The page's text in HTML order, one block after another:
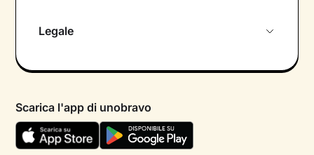
Psicologo in chat
Aiuto urgente
FAQ
Legale
Termini e condizioni
Informativa Privacy
Scarica l'app di unobravo